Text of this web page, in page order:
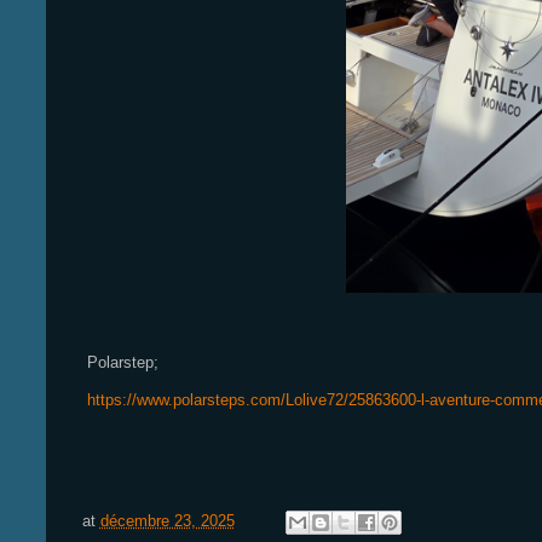
Polarstep;
https://www.polarsteps.com/Lolive72/25863600-l-aventure-
at décembre 23, 2025